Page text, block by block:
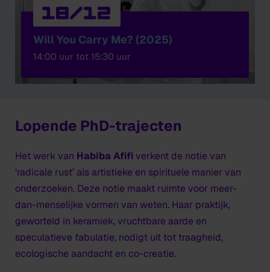
Will You Carry Me? (2025)
14:00 uur tot 15:30 uur
18/12
Lopende PhD-trajecten
Het werk van Habiba Afifi verkent de notie van
‘radicale rust’ als artistieke en spirituele manier van
onderzoeken. Deze notie maakt ruimte voor meer-
dan-menselijke vormen van weten. Haar praktijk,
geworteld in keramiek, vruchtbare aarde en
speculatieve fabulatie, nodigt uit tot traagheid,
ecologische aandacht en co-creatie.